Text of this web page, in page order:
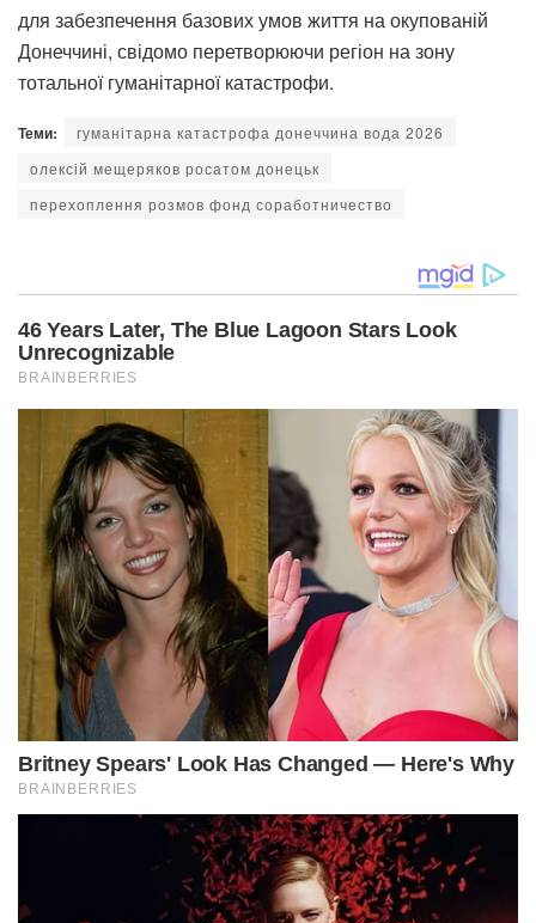
для забезпечення базових умов життя на окупованій
Донеччині, свідомо перетворюючи регіон на зону
тотальної гуманітарної катастрофи.
Теми:
гуманітарна катастрофа донеччина вода 2026
олексій мещеряков росатом донецьк
перехоплення розмов фонд соработничество